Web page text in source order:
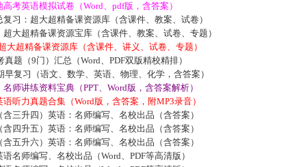
考英语模拟试卷（Word、pdf版，含答案）
习：超大超精备课资源库（含课件、教案、试卷）
大超精备课资源宝库（含课件、教案、试卷、专题）
大超精备课资源库（含课件、讲义、试卷、专题）
题（9门）汇总（Word、PDF双版精校精排）
早复习（语文、数学、英语、物理、化学，含答案）
师讲练资料宝典（PPT、Word版，含答案解析）
听力真题合集（Word版，含答案，附MP3录音）
三升四）英语：名师编写、名校出品（含答案）
四升五）英语：名师编写、名校出品（含答案）
五升六）英语：名师编写、名校出品（含答案）
名师编写、名校出品（Word、PDF等高清版）